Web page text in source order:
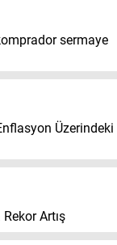
sermaye
Üzerindeki
Artış